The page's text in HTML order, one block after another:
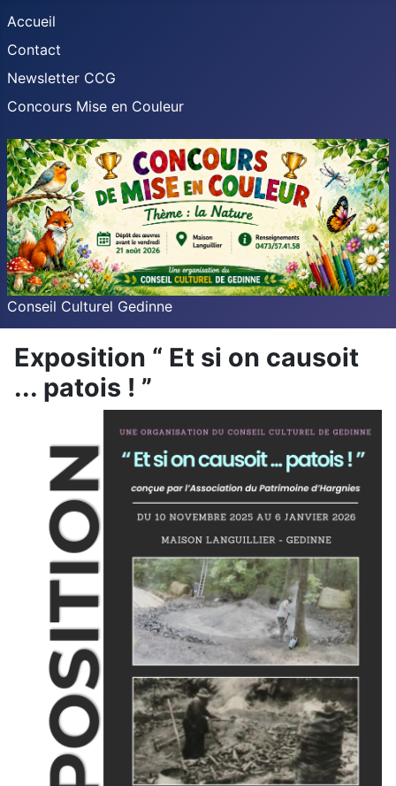
Accueil
Contact
Newsletter CCG
Concours Mise en Couleur
Conseil Culturel Gedinne
Exposition “ Et si on causoit
... patois ! ”